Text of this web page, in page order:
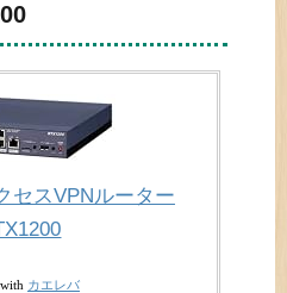
セスVPNルーター
カエレバ